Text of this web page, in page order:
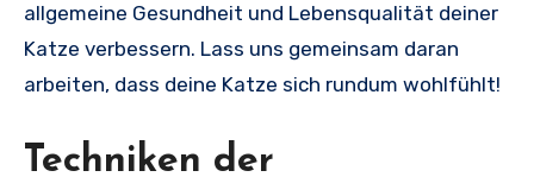
allgemeine Gesundheit und Lebensqualität deiner
Katze verbessern. Lass uns gemeinsam daran
arbeiten, dass deine Katze sich rundum wohlfühlt!
Techniken der